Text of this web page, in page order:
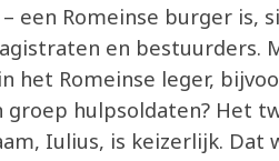
– een Romeinse burger is,
en bestuurders.
het Romeinse leger,
groep hulpsoldaten? Het
Iulius, is keizerlijk. Dat